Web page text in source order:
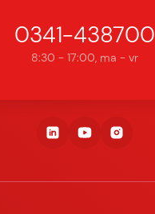
0341-438700
8:30 - 17:00, ma - vr